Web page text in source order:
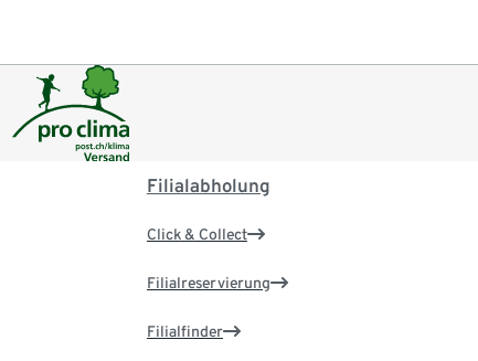
Filialabholung
Click & Collect
Filialreservierung
Filialfinder